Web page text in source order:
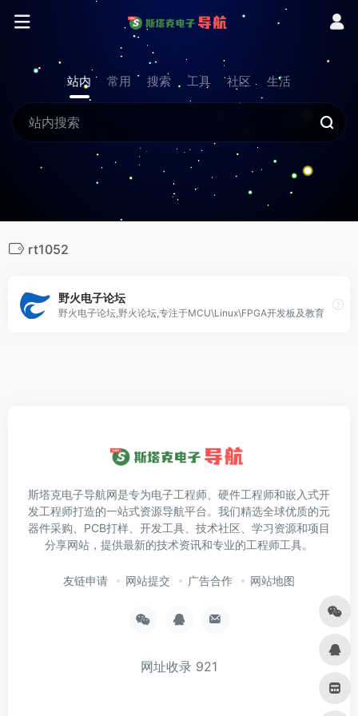
站内 常用 搜索 工具 社区 生活
rt1052
野火电子论坛
野火电子论坛,野火论坛,专注于MCU\Linux\FPGA开发板及教育
斯塔克电子导航网是专为电子工程师、硬件工程师和嵌入式开
发工程师打造的一站式资源导航平台。我们精选全球优质的元
器件采购、PCB打样、开发工具、技术社区、学习资源和项目
分享网站，提供最新的技术资讯和专业的工程师工具。
友链申请 网站提交 广告合作 网站地图
网址收录 921